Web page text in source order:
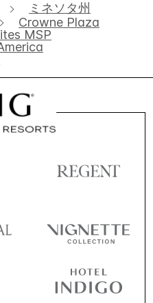
ミネソタ州
Crowne Plaza
MSP